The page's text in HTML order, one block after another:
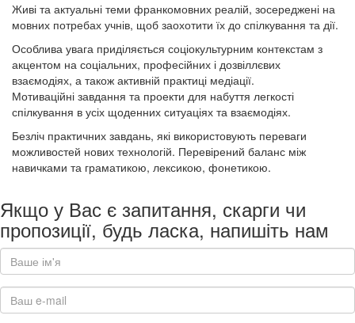
Живі та актуальні теми франкомовних реалій, зосереджені на
мовних потребах учнів, щоб заохотити їх до спілкування та дії.
Особлива увага приділяється соціокультурним контекстам з
акцентом на соціальних, професійних і дозвіллєвих
взаємодіях, а також активній практиці медіації.
Мотиваційні завдання та проекти для набуття легкості
спілкування в усіх щоденних ситуаціях та взаємодіях.
Безліч практичних завдань, які використовують переваги
можливостей нових технологій. Перевірений баланс між
навичками та граматикою, лексикою, фонетикою.
Якщо у Вас є запитання, скарги чи
пропозиції, будь ласка, напишіть нам